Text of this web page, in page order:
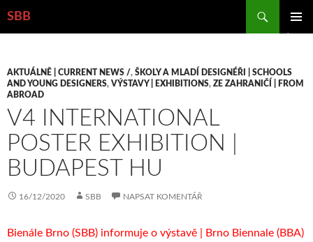
SBB
WEBU
AKTUÁLNĚ | CURRENT NEWS /, ŠKOLY A MLADÍ DESIGNÉŘI | SCHOOLS
AND YOUNG DESIGNERS, VÝSTAVY | EXHIBITIONS, ZE ZAHRANIČÍ | FROM
ABROAD
V4 INTERNATIONAL
POSTER EXHIBITION |
BUDAPEST HU
16/12/2020 SBB NAPSAT KOMENTÁŘ
Bienále Brno (SBB) informuje o výstavě | Brno Biennale (BBA)